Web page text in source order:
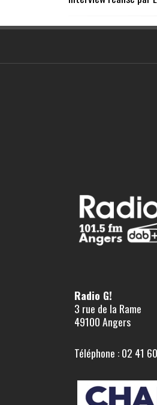
Radio G!
3 rue de la Rame
49100 Angers
Téléphone : 02 41